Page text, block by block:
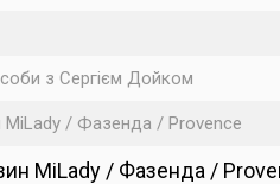
з Сергієм Дойком
MiLady / Фазенда / Provence
MiLady / Фазенда /